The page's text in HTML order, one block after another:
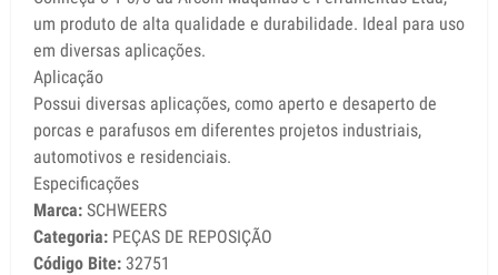
um produto de alta qualidade e durabilidade. Ideal para uso
em diversas aplicações.
Aplicação
Possui diversas aplicações, como aperto e desaperto de
porcas e parafusos em diferentes projetos industriais,
automotivos e residenciais.
Especificações
Marca: SCHWEERS
Categoria: PEÇAS DE REPOSIÇÃO
Código Bite: 32751